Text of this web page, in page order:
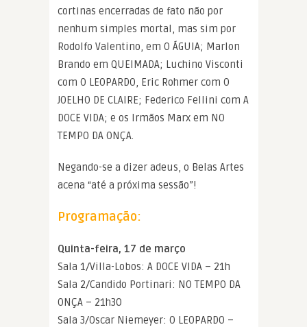
cortinas encerradas de fato não por
nenhum simples mortal, mas sim por
Rodolfo Valentino, em O ÁGUIA; Marlon
Brando em QUEIMADA; Luchino Visconti
com O LEOPARDO, Eric Rohmer com O
JOELHO DE CLAIRE; Federico Fellini com A
DOCE VIDA; e os Irmãos Marx em NO
TEMPO DA ONÇA.
Negando-se a dizer adeus, o Belas Artes
acena “até a próxima sessão”!
Programação:
Quinta-feira, 17 de março
Sala 1/Villa-Lobos: A DOCE VIDA – 21h
Sala 2/Candido Portinari: NO TEMPO DA
ONÇA – 21h30
Sala 3/Oscar Niemeyer: O LEOPARDO –